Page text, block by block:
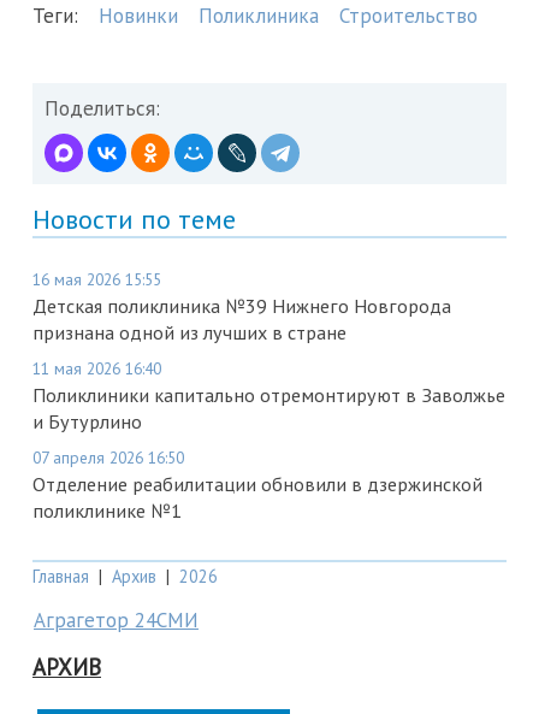
Теги: Новинки Поликлиника Строительство
Поделиться:
Новости по теме
16 мая 2026 15:55
Детская поликлиника №39 Нижнего Новгорода
признана одной из лучших в стране
11 мая 2026 16:40
Поликлиники капитально отремонтируют в Заволжье
и Бутурлино
07 апреля 2026 16:50
Отделение реабилитации обновили в дзержинской
поликлинике №1
Главная | Архив | 2026
Аграгетор 24СМИ
АРХИВ